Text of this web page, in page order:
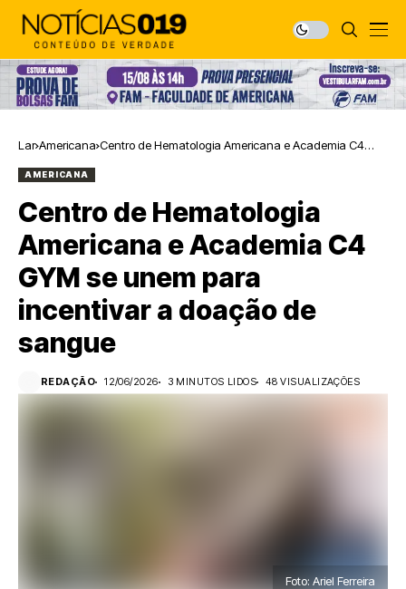
Lar Americana Centro de Hematologia Americana e Academia C4
AMERICANA
Centro de Hematologia
Americana e Academia C4
GYM se unem para
incentivar a doação de
sangue
REDAÇÃO 12/06/2026 3 MINUTOS LIDOS 48 VISUALIZAÇÕES
Foto: Ariel Ferreira